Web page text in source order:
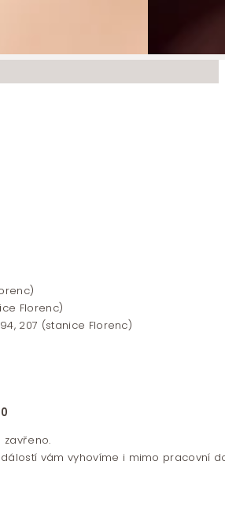
Florenc)
194, 207 (stanice Florenc)
zavřeno.
vám vyhovíme i mimo pracovní